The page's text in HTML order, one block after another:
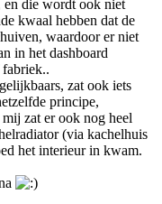
die wordt ook niet
kwaal hebben dat de
waardoor er niet
in het dashboard
zat ook iets
principe,
zat er ook nog heel
(via kachelhuis
het interieur in kwam.